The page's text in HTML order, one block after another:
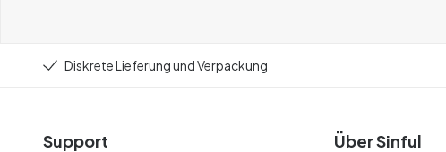
Diskrete Lieferung und Verpackung
Support Über Sinful